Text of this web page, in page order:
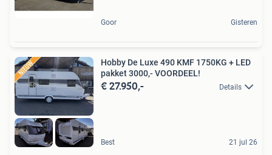
Goor Gisteren
Hobby De Luxe 490 KMF 1750KG + LED
pakket 3000,- VOORDEEL!
€ 27.950,- Details
Best 21 jul 26